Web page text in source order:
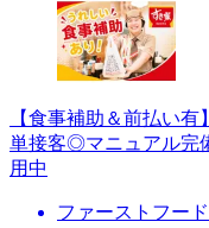
【食事補助＆前払い
単接客◎マニュアル完
用中
ファーストフード